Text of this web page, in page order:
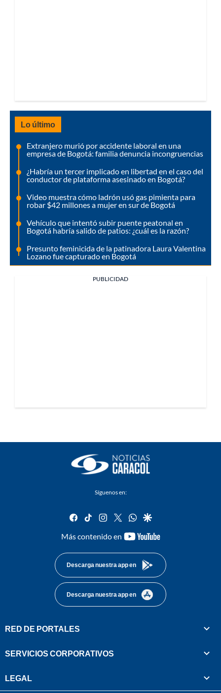
Lo último
Extranjero murió por accidente laboral en una
empresa de Bogotá: familia denuncia incongruencias
¿Habría un tercer implicado en libertad en el caso del
conductor de plataforma asesinado en Bogotá?
Video muestra cómo ladrón usó gas pimienta para
robar $42 millones a mujer en sur de Bogotá
Vehículo que intentó subir puente peatonal en
Bogotá habría salido de patios: ¿cuál es la razón?
Presunto feminicida de la patinadora Laura Valentina
Lozano fue capturado en Bogotá
PUBLICIDAD
Síguenos en:
facebook
tiktok instagram
twitterwhatsapp
google
Más contenido en
youtube-
Descarga nuestra app en
Descarga nuestra app en
RED DE PORTALES
SERVICIOS CORPORATIVOS
LEGAL